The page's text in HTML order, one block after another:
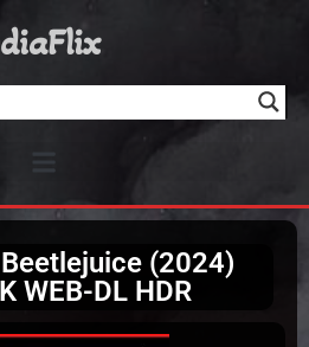
(2024)
WEB-DL HDR